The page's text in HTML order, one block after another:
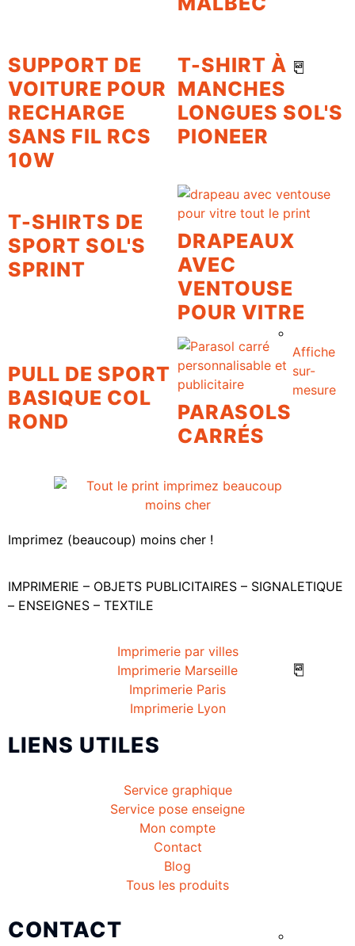
Affiche
sur-
mesure
SUPPORT DE
VOITURE POUR
RECHARGE
SANS FIL RCS
10W
T-SHIRT À
MANCHES
LONGUES SOL'S
PIONEER
T-SHIRTS DE
SPORT SOL'S
SPRINT
DRAPEAUX
AVEC
VENTOUSE
POUR VITRE
PULL DE SPORT
BASIQUE COL
ROND
PARASOLS
CARRÉS
Imprimez (beaucoup) moins cher !
IMPRIMERIE – OBJETS PUBLICITAIRES – SIGNALETIQUE
– ENSEIGNES – TEXTILE
Imprimerie par villes
Imprimerie Marseille
Imprimerie Paris
Imprimerie Lyon
LIENS UTILES
Service graphique
Service pose enseigne
Mon compte
Contact
Blog
Tous les produits
CONTACT